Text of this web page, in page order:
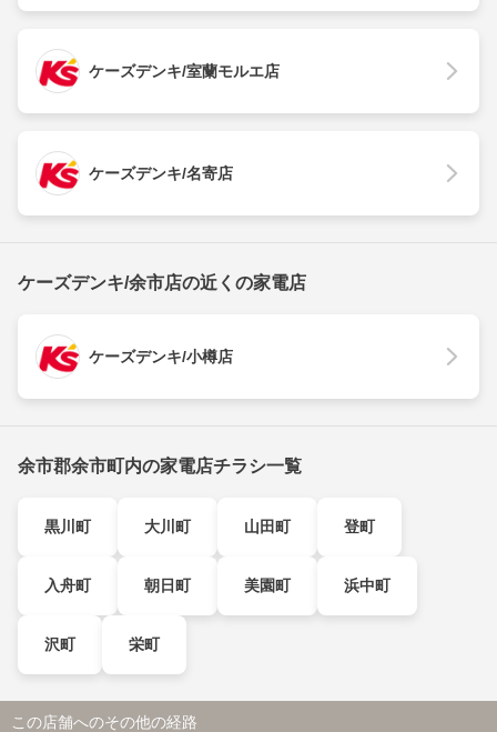
ケーズデンキ/室蘭モルエ店
ケーズデンキ/名寄店
ケーズデンキ/余市店の近くの家電店
ケーズデンキ/小樽店
余市郡余市町内の家電店チラシ一覧
黒川町 大川町 山田町 登町
入舟町 朝日町 美園町 浜中町
沢町 栄町
この店舗へのその他の経路